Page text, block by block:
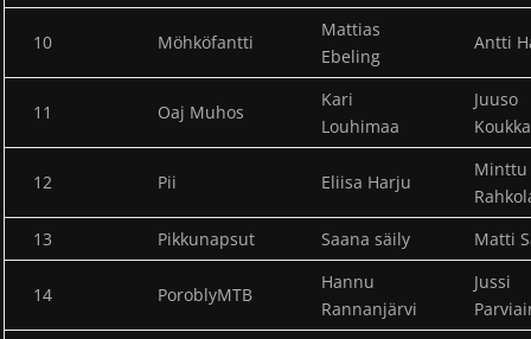
10 Möhköfantti
Mattias
Ebeling
Antti
11 Oaj Muhos
Kari
Louhimaa
Juuso
12 Pii Eliisa Harju
Minttu
13
Pikkunapsut Saana säily Matti
14 PoroblyMTB
Hannu
Rannanjärvi
Jussi